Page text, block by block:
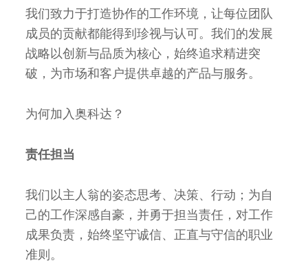
我们致力于打造协作的工作环境，让每位团队
成员的贡献都能得到珍视与认可。我们的发展
战略以创新与品质为核心，始终追求精进突
破，为市场和客户提供卓越的产品与服务。
为何加入奥科达？
责任担当
我们以主人翁的姿态思考、决策、行动；为自
己的工作深感自豪，并勇于担当责任，对工作
成果负责，始终坚守诚信、正直与守信的职业
准则。